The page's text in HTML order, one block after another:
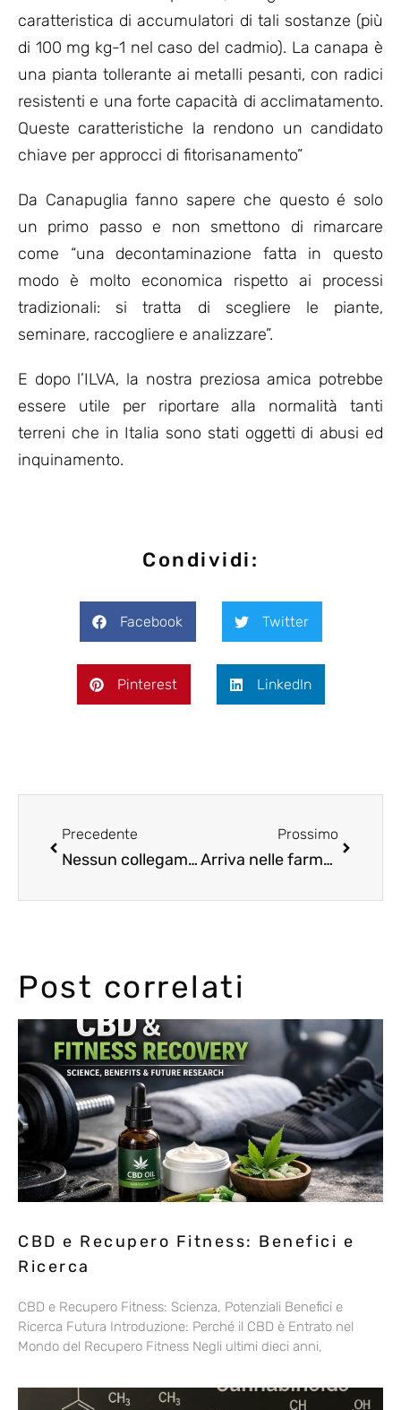
caratteristica di accumulatori di tali sostanze (più
di 100 mg kg-1 nel caso del cadmio). La canapa è
una pianta tollerante ai metalli pesanti, con radici
resistenti e una forte capacità di acclimatamento.
Queste caratteristiche la rendono un candidato
chiave per approcci di fitorisanamento”
Da Canapuglia fanno sapere che questo é solo
un primo passo e non smettono di rimarcare
come “una decontaminazione fatta in questo
modo è molto economica rispetto ai processi
tradizionali: si tratta di scegliere le piante,
seminare, raccogliere e analizzare”.
E dopo l’ILVA, la nostra preziosa amica potrebbe
essere utile per riportare alla normalità tanti
terreni che in Italia sono stati oggetti di abusi ed
inquinamento.
Condividi:
Facebook Twitter
Pinterest LinkedIn
Precedente
Nessun collegamento tra uso di marijuana e declino del QI
Prossimo
Arriva nelle farmacie italiane la prima produzione italiana di cannabis medicinale
Post correlati
CBD e Recupero Fitness: Benefici e
Ricerca
CBD e Recupero Fitness: Scienza, Potenziali Benefici e
Ricerca Futura Introduzione: Perché il CBD è Entrato nel
Mondo del Recupero Fitness Negli ultimi dieci anni,